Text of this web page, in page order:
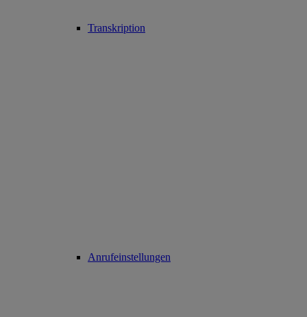
Transkription
Anrufeinstellungen